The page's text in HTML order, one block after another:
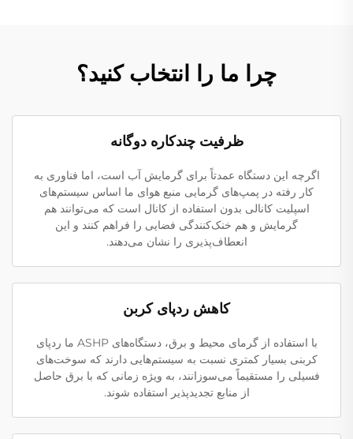
چرا ما را انتخاب کنید؟
ظرفیت چندکاره دوگانه
اگرچه این دستگاه عمدتاً برای گرمایش آب است، اما فناوری به
کار رفته در پمپ‌های گرمایی منبع هوای ما اساس سیستم‌های
اسپلیت کانالی بدون استفاده از کانال است که می‌توانند هم
گرمایش و هم خنک‌کنندگی فضایی را فراهم کنند و این
انعطاف‌پذیری را نشان می‌دهند.
کاهش ردپای کربن
با استفاده از گرمای محیط و برق، دستگاه‌های ASHP ما ردپای
کربنی بسیار کمتری نسبت به سیستم‌هایی دارند که سوخت‌های
فسیلی را مستقیماً می‌سوزانند، به ویژه زمانی که با برق حاصل
از منابع تجدیدپذیر استفاده شوند.